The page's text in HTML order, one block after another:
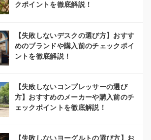
クポイントを徹底解説！
【失敗しないデスクの選び方】おすす
めのブランドや購入前のチェックポイ
ントを徹底解説！
【失敗しないコンプレッサーの選び
方】おすすめのメーカーや購入前のチ
ェックポイントを徹底解説！
【失敗しないヨーグルトの選び方】お